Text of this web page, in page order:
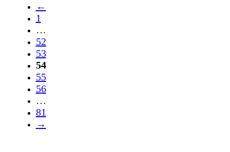
←
1
…
52
53
54
55
56
…
81
→